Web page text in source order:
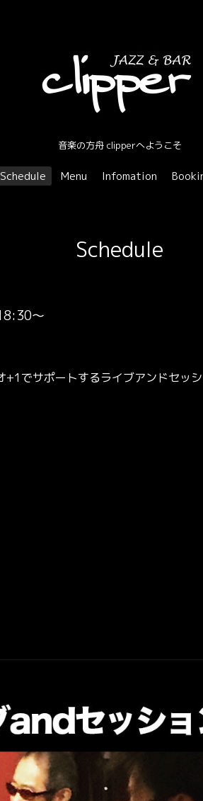
音楽の方舟 clipperへようこそ
Schedule Menu Infomation
Schedule
～
でサポートするライブアンドセッシ